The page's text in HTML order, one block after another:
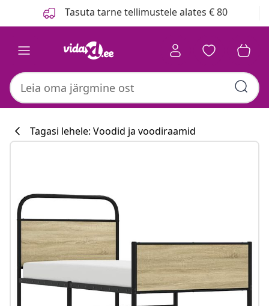
Tasuta tarne tellimustele alates € 80
#sharemevidaxl
Tagasi lehele: Voodid ja voodiraamid